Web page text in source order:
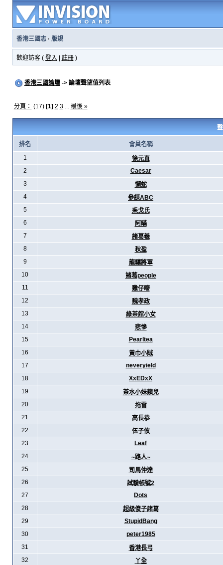
香港三國志· 版規
歡迎訪客 ( 登入 註冊)
香港三國論壇-> 論壇聲望值列表
分頁： (17) [1] 2 3... 最後 »
排名
會員名稱
1
徐元直
2
Caesar
3
懶蛇
4
參謀ABC
5
耒戈氏
6
阿暪
7
諸葛羲
8
秋盈
9
龍驤將軍
10
諸葛people
11
雞仔嘜
12
魏孝政
13
綠茶館小女
14
悲慘
15
Pearltea
16
黃巾小賊
17
neveryield
18
XxEDxX
19
茶水小妹蘋兒
20
拖雷
21
高長恭
22
伍子攸
23
Leaf
24
~路人~
25
司馬仲達
26
試驗帳號2
27
Dots
28
超級傻子諸葛
29
StupidBang
30
peter1985
31
香港長弓
32
丫全